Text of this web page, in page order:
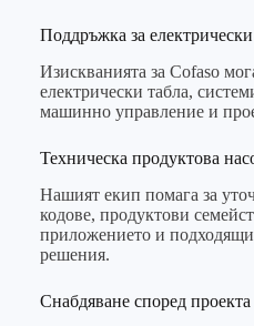
Поддръжка за
Изискванията за Cofaso
електрически табла,
машинно управление и
Техническа продуктова
Нашият екип помага за
кодове, продуктови
приложението и
решения.
Снабдяване според проекта